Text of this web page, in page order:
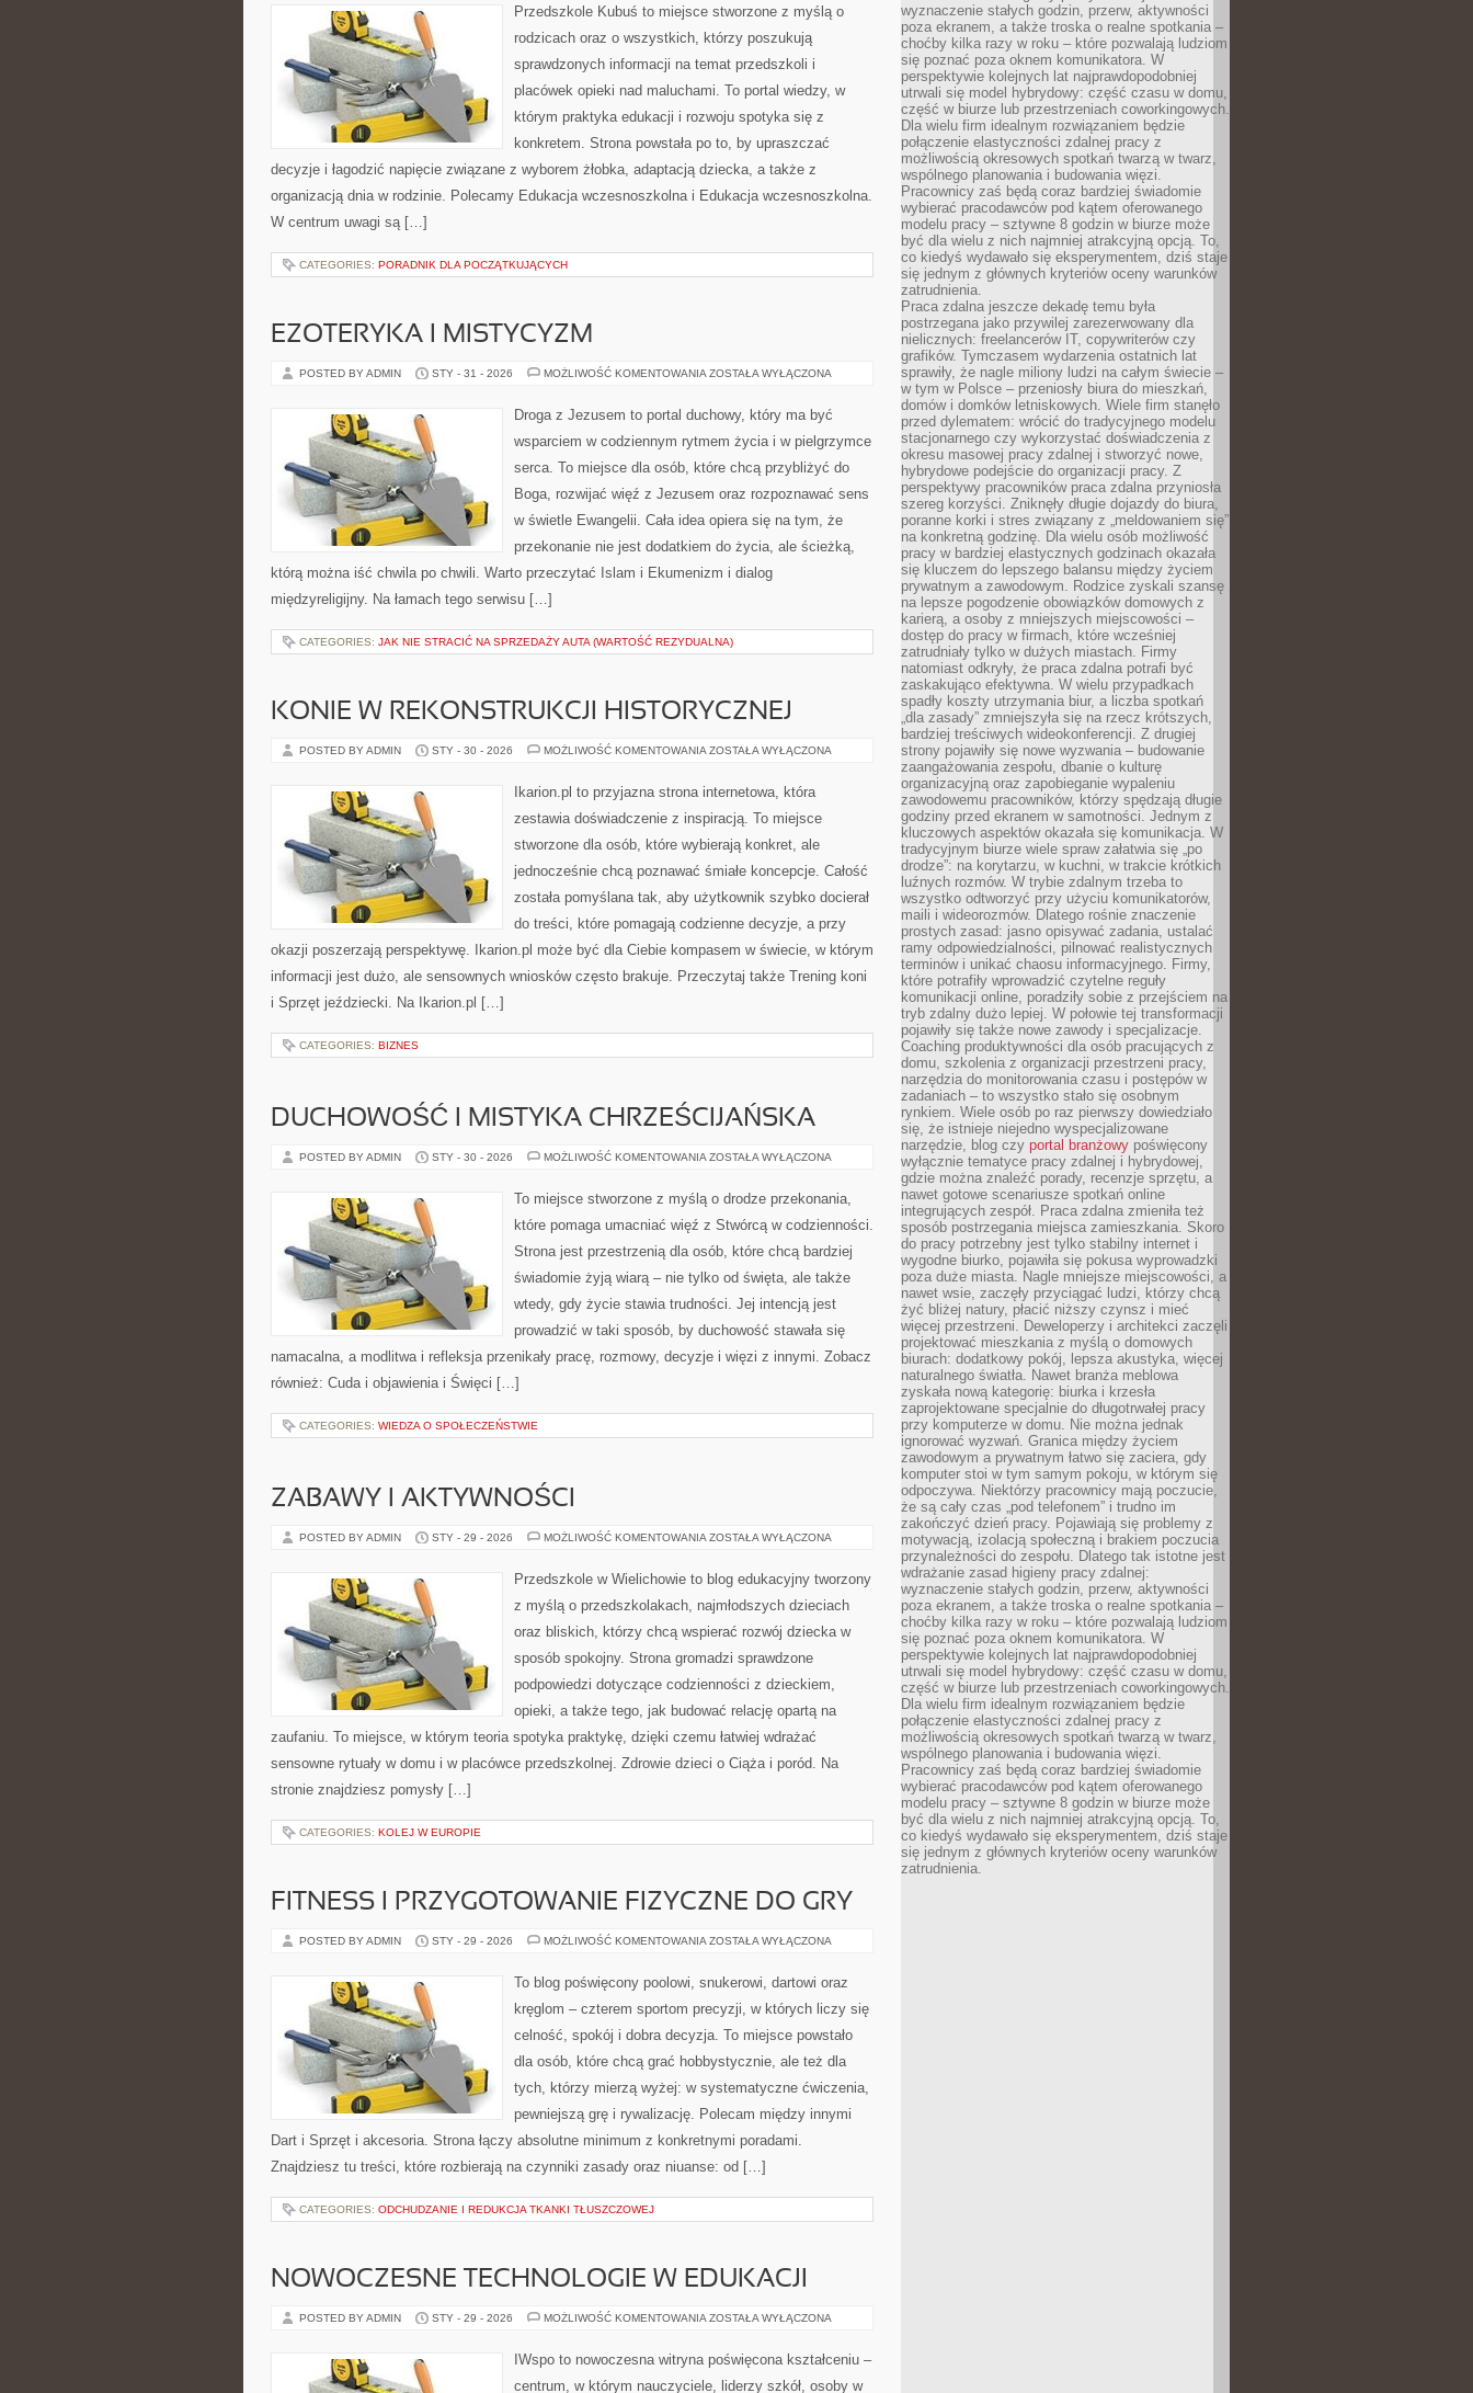
Przedszkole Kubuś to miejsce stworzone z myślą o
rodzicach oraz o wszystkich, którzy poszukują
sprawdzonych informacji na temat przedszkoli i
placówek opieki nad maluchami. To portal wiedzy, w
którym praktyka edukacji i rozwoju spotyka się z
konkretem. Strona powstała po to, by upraszczać
decyzje i łagodzić napięcie związane z wyborem żłobka, adaptacją dziecka, a także z
organizacją dnia w rodzinie. Polecamy Edukacja wczesnoszkolna i Edukacja wczesnoszkolna.
W centrum uwagi są […]
CATEGORIES: PORADNIK DLA POCZĄTKUJĄCYCH
EZOTERYKA I MISTYCYZM
POSTED BY ADMIN STY - 31 - 2026 MOŻLIWOŚĆ KOMENTOWANIA EZOTERYKA
ZOSTAŁA WYŁĄCZONA
Droga z Jezusem to portal duchowy, który ma być
wsparciem w codziennym rytmem życia i w pielgrzymce
serca. To miejsce dla osób, które chcą przybliżyć do
Boga, rozwijać więź z Jezusem oraz rozpoznawać sens
w świetle Ewangelii. Cała idea opiera się na tym, że
przekonanie nie jest dodatkiem do życia, ale ścieżką,
którą można iść chwila po chwili. Warto przeczytać Islam i Ekumenizm i dialog
międzyreligijny. Na łamach tego serwisu […]
CATEGORIES: JAK NIE STRACIĆ NA SPRZEDAŻY AUTA (WARTOŚĆ REZYDUALNA)
KONIE W REKONSTRUKCJI HISTORYCZNEJ
POSTED BY ADMIN STY - 30 - 2026 MOŻLIWOŚĆ KOMENTOWANIA KONIE
HISTORYCZNEJ
ZOSTAŁA WYŁĄCZONA
Ikarion.pl to przyjazna strona internetowa, która
zestawia doświadczenie z inspiracją. To miejsce
stworzone dla osób, które wybierają konkret, ale
jednocześnie chcą poznawać śmiałe koncepcje. Całość
została pomyślana tak, aby użytkownik szybko docierał
do treści, które pomagają codzienne decyzje, a przy
okazji poszerzają perspektywę. Ikarion.pl może być dla Ciebie kompasem w świecie, w którym
informacji jest dużo, ale sensownych wniosków często brakuje. Przeczytaj także Trening koni
i Sprzęt jeździecki. Na Ikarion.pl […]
CATEGORIES: BIZNES
DUCHOWOŚĆ I MISTYKA CHRZEŚCIJAŃSKA
POSTED BY ADMIN STY - 30 - 2026 MOŻLIWOŚĆ KOMENTOWANIA DUCHOWOŚĆ
CHRZEŚCIJAŃSKA
ZOSTAŁA WYŁĄCZONA
To miejsce stworzone z myślą o drodze przekonania,
które pomaga umacniać więź z Stwórcą w codzienności.
Strona jest przestrzenią dla osób, które chcą bardziej
świadomie żyją wiarą – nie tylko od święta, ale także
wtedy, gdy życie stawia trudności. Jej intencją jest
prowadzić w taki sposób, by duchowość stawała się
namacalna, a modlitwa i refleksja przenikały pracę, rozmowy, decyzje i więzi z innymi. Zobacz
również: Cuda i objawienia i Święci […]
CATEGORIES: WIEDZA O SPOŁECZEŃSTWIE
ZABAWY I AKTYWNOŚCI
POSTED BY ADMIN STY - 29 - 2026 MOŻLIWOŚĆ KOMENTOWANIA ZABAWY
ZOSTAŁA WYŁĄCZONA
Przedszkole w Wielichowie to blog edukacyjny tworzony
z myślą o przedszkolakach, najmłodszych dzieciach
oraz bliskich, którzy chcą wspierać rozwój dziecka w
sposób spokojny. Strona gromadzi sprawdzone
podpowiedzi dotyczące codzienności z dzieckiem,
opieki, a także tego, jak budować relację opartą na
zaufaniu. To miejsce, w którym teoria spotyka praktykę, dzięki czemu łatwiej wdrażać
sensowne rytuały w domu i w placówce przedszkolnej. Zdrowie dzieci o Ciąża i poród. Na
stronie znajdziesz pomysły […]
CATEGORIES: KOLEJ W EUROPIE
FITNESS I PRZYGOTOWANIE FIZYCZNE DO GRY
POSTED BY ADMIN STY - 29 - 2026 MOŻLIWOŚĆ KOMENTOWANIA FITNESS
FIZYCZNE
DO
ZOSTAŁA WYŁĄCZONA
To blog poświęcony poolowi, snukerowi, dartowi oraz
kręglom – czterem sportom precyzji, w których liczy się
celność, spokój i dobra decyzja. To miejsce powstało
dla osób, które chcą grać hobbystycznie, ale też dla
tych, którzy mierzą wyżej: w systematyczne ćwiczenia,
pewniejszą grę i rywalizację. Polecam między innymi
Dart i Sprzęt i akcesoria. Strona łączy absolutne minimum z konkretnymi poradami.
Znajdziesz tu treści, które rozbierają na czynniki zasady oraz niuanse: od […]
CATEGORIES: ODCHUDZANIE I REDUKCJA TKANKI TŁUSZCZOWEJ
NOWOCZESNE TECHNOLOGIE W EDUKACJI
POSTED BY ADMIN STY - 29 - 2026 MOŻLIWOŚĆ KOMENTOWANIA NOWOCZESNE
EDUKACJI
ZOSTAŁA WYŁĄCZONA
IWspo to nowoczesna witryna poświęcona kształceniu –
centrum, w którym nauczyciele, liderzy szkół, osoby w
wyznaczenie stałych godzin, przerw, aktywności
poza ekranem, a także troska o realne spotkania –
choćby kilka razy w roku – które pozwalają ludziom
się poznać poza oknem komunikatora. W
perspektywie kolejnych lat najprawdopodobniej
utrwali się model hybrydowy: część czasu w domu,
część w biurze lub przestrzeniach coworkingowych.
Dla wielu firm idealnym rozwiązaniem będzie
połączenie elastyczności zdalnej pracy z
możliwością okresowych spotkań twarzą w twarz,
wspólnego planowania i budowania więzi.
Pracownicy zaś będą coraz bardziej świadomie
wybierać pracodawców pod kątem oferowanego
modelu pracy – sztywne 8 godzin w biurze może
być dla wielu z nich najmniej atrakcyjną opcją. To,
co kiedyś wydawało się eksperymentem, dziś staje
się jednym z głównych kryteriów oceny warunków
zatrudnienia.
Praca zdalna jeszcze dekadę temu była
postrzegana jako przywilej zarezerwowany dla
nielicznych: freelancerów IT, copywriterów czy
grafików. Tymczasem wydarzenia ostatnich lat
sprawiły, że nagle miliony ludzi na całym świecie –
w tym w Polsce – przeniosły biura do mieszkań,
domów i domków letniskowych. Wiele firm stanęło
przed dylematem: wrócić do tradycyjnego modelu
stacjonarnego czy wykorzystać doświadczenia z
okresu masowej pracy zdalnej i stworzyć nowe,
hybrydowe podejście do organizacji pracy. Z
perspektywy pracowników praca zdalna przyniosła
szereg korzyści. Zniknęły długie dojazdy do biura,
poranne korki i stres związany z „meldowaniem się”
na konkretną godzinę. Dla wielu osób możliwość
pracy w bardziej elastycznych godzinach okazała
się kluczem do lepszego balansu między życiem
prywatnym a zawodowym. Rodzice zyskali szansę
na lepsze pogodzenie obowiązków domowych z
karierą, a osoby z mniejszych miejscowości –
dostęp do pracy w firmach, które wcześniej
zatrudniały tylko w dużych miastach. Firmy
natomiast odkryły, że praca zdalna potrafi być
zaskakująco efektywna. W wielu przypadkach
spadły koszty utrzymania biur, a liczba spotkań
„dla zasady” zmniejszyła się na rzecz krótszych,
bardziej treściwych wideokonferencji. Z drugiej
strony pojawiły się nowe wyzwania – budowanie
zaangażowania zespołu, dbanie o kulturę
organizacyjną oraz zapobieganie wypaleniu
zawodowemu pracowników, którzy spędzają długie
godziny przed ekranem w samotności. Jednym z
kluczowych aspektów okazała się komunikacja. W
tradycyjnym biurze wiele spraw załatwia się „po
drodze”: na korytarzu, w kuchni, w trakcie krótkich
luźnych rozmów. W trybie zdalnym trzeba to
wszystko odtworzyć przy użyciu komunikatorów,
maili i wideorozmów. Dlatego rośnie znaczenie
prostych zasad: jasno opisywać zadania, ustalać
ramy odpowiedzialności, pilnować realistycznych
terminów i unikać chaosu informacyjnego. Firmy,
które potrafiły wprowadzić czytelne reguły
komunikacji online, poradziły sobie z przejściem na
tryb zdalny dużo lepiej. W połowie tej transformacji
pojawiły się także nowe zawody i specjalizacje.
Coaching produktywności dla osób pracujących z
domu, szkolenia z organizacji przestrzeni pracy,
narzędzia do monitorowania czasu i postępów w
zadaniach – to wszystko stało się osobnym
rynkiem. Wiele osób po raz pierwszy dowiedziało
się, że istnieje niejedno wyspecjalizowane
narzędzie, blog czy portal branżowy poświęcony
wyłącznie tematyce pracy zdalnej i hybrydowej,
gdzie można znaleźć porady, recenzje sprzętu, a
nawet gotowe scenariusze spotkań online
integrujących zespół. Praca zdalna zmieniła też
sposób postrzegania miejsca zamieszkania. Skoro
do pracy potrzebny jest tylko stabilny internet i
wygodne biurko, pojawiła się pokusa wyprowadzki
poza duże miasta. Nagle mniejsze miejscowości, a
nawet wsie, zaczęły przyciągać ludzi, którzy chcą
żyć bliżej natury, płacić niższy czynsz i mieć
więcej przestrzeni. Deweloperzy i architekci zaczęli
projektować mieszkania z myślą o domowych
biurach: dodatkowy pokój, lepsza akustyka, więcej
naturalnego światła. Nawet branża meblowa
zyskała nową kategorię: biurka i krzesła
zaprojektowane specjalnie do długotrwałej pracy
przy komputerze w domu. Nie można jednak
ignorować wyzwań. Granica między życiem
zawodowym a prywatnym łatwo się zaciera, gdy
komputer stoi w tym samym pokoju, w którym się
odpoczywa. Niektórzy pracownicy mają poczucie,
że są cały czas „pod telefonem” i trudno im
zakończyć dzień pracy. Pojawiają się problemy z
motywacją, izolacją społeczną i brakiem poczucia
przynależności do zespołu. Dlatego tak istotne jest
wdrażanie zasad higieny pracy zdalnej:
wyznaczenie stałych godzin, przerw, aktywności
poza ekranem, a także troska o realne spotkania –
choćby kilka razy w roku – które pozwalają ludziom
się poznać poza oknem komunikatora. W
perspektywie kolejnych lat najprawdopodobniej
utrwali się model hybrydowy: część czasu w domu,
część w biurze lub przestrzeniach coworkingowych.
Dla wielu firm idealnym rozwiązaniem będzie
połączenie elastyczności zdalnej pracy z
możliwością okresowych spotkań twarzą w twarz,
wspólnego planowania i budowania więzi.
Pracownicy zaś będą coraz bardziej świadomie
wybierać pracodawców pod kątem oferowanego
modelu pracy – sztywne 8 godzin w biurze może
być dla wielu z nich najmniej atrakcyjną opcją. To,
co kiedyś wydawało się eksperymentem, dziś staje
się jednym z głównych kryteriów oceny warunków
zatrudnienia.